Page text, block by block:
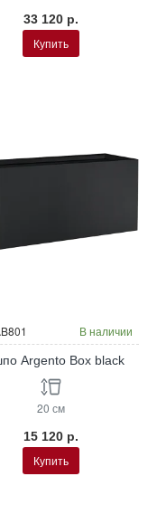
33 120 р.
Купить
В наличии
Argento Box black
20 см
15 120 р.
Купить